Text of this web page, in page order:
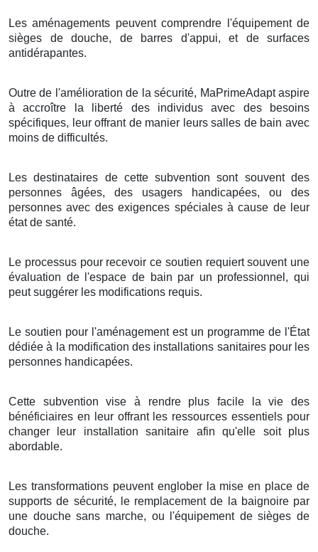
Les aménagements peuvent comprendre l'équipement de
sièges de douche, de barres d'appui, et de surfaces
antidérapantes.
Outre de l'amélioration de la sécurité, MaPrimeAdapt aspire
à accroître la liberté des individus avec des besoins
spécifiques, leur offrant de manier leurs salles de bain avec
moins de difficultés.
Les destinataires de cette subvention sont souvent des
personnes âgées, des usagers handicapées, ou des
personnes avec des exigences spéciales à cause de leur
état de santé.
Le processus pour recevoir ce soutien requiert souvent une
évaluation de l'espace de bain par un professionnel, qui
peut suggérer les modifications requis.
Le soutien pour l'aménagement est un programme de l'État
dédiée à la modification des installations sanitaires pour les
personnes handicapées.
Cette subvention vise à rendre plus facile la vie des
bénéficiaires en leur offrant les ressources essentiels pour
changer leur installation sanitaire afin qu'elle soit plus
abordable.
Les transformations peuvent englober la mise en place de
supports de sécurité, le remplacement de la baignoire par
une douche sans marche, ou l'équipement de sièges de
douche.